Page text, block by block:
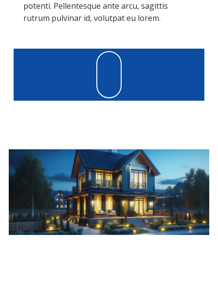
potenti. Pellentesque ante arcu, sagittis
rutrum pulvinar id, volutpat eu lorem.